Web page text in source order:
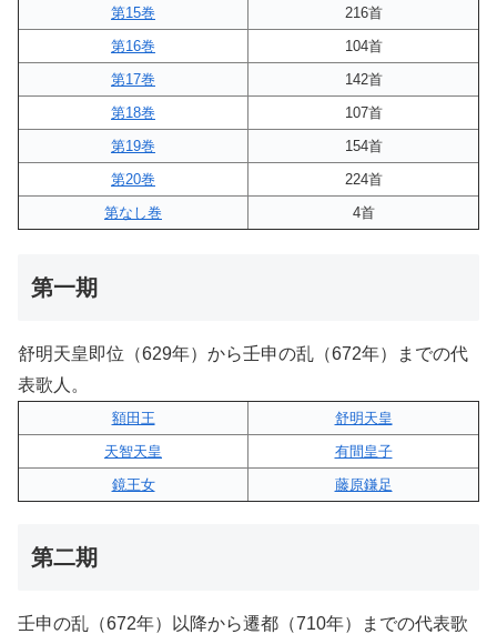
第15巻
216首
第16巻
104首
第17巻
142首
第18巻
107首
第19巻
154首
第20巻
224首
第なし巻
4首
第一期
舒明天皇即位（629年）から壬申の乱（672年）までの代
表歌人。
額田王
舒明天皇
天智天皇
有間皇子
鏡王女
藤原鎌足
第二期
壬申の乱（672年）以降から遷都（710年）までの代表歌